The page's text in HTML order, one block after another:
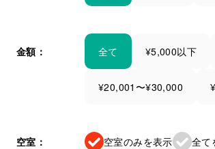
金額： 全て ¥5,000以下
¥20,001〜¥30,000
空室： 空室のみを表示 全て